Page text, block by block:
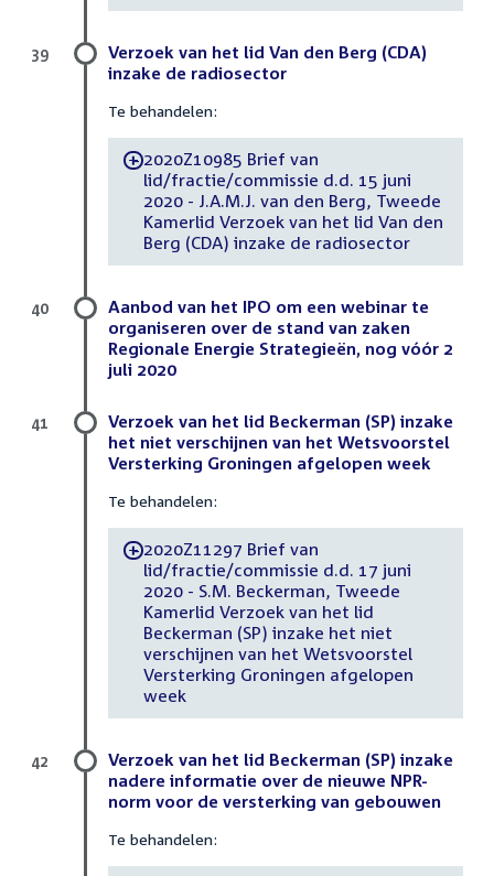
Verzoek van het lid Van den Berg (CDA)
inzake de radiosector
Te behandelen:
-2020Z10985 Brief van
lid/fractie/commissie d.d. 15 juni
2020 - J.A.M.J. van den Berg, Tweede
Kamerlid Verzoek van het lid Van den
Berg (CDA) inzake de radiosector
39
Aanbod van het IPO om een webinar te
organiseren over de stand van zaken
Regionale Energie Strategieën, nog vóór 2
juli 2020
40
Verzoek van het lid Beckerman (SP) inzake
het niet verschijnen van het Wetsvoorstel
Versterking Groningen afgelopen week
Te behandelen:
-2020Z11297 Brief van
lid/fractie/commissie d.d. 17 juni
2020 - S.M. Beckerman, Tweede
Kamerlid Verzoek van het lid
Beckerman (SP) inzake het niet
verschijnen van het Wetsvoorstel
Versterking Groningen afgelopen
week
41
Verzoek van het lid Beckerman (SP) inzake
nadere informatie over de nieuwe NPR-
norm voor de versterking van gebouwen
Te behandelen:
42